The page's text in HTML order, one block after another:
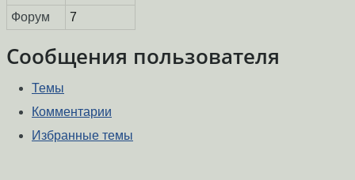
Форум
7
Сообщения пользователя
Темы
Комментарии
Избранные темы